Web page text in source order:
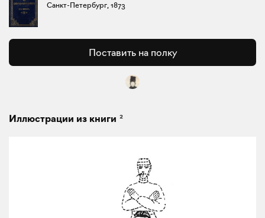
Санкт-Петербург, 1873
Поставить на полку
Иллюстрации из книги 2